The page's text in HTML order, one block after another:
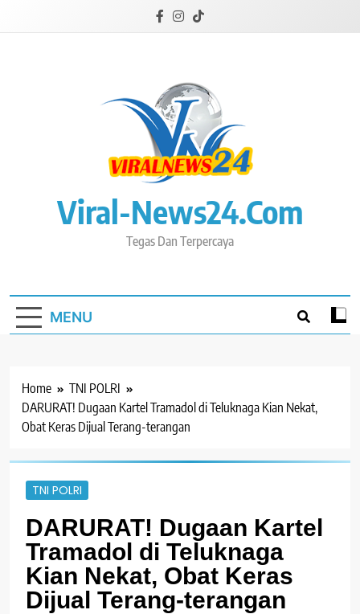
Viral-News24.com
Tegas Dan Terpercaya
MENU
Home
TNI POLRI
DARURAT! Dugaan Kartel Tramadol di Teluknaga Kian Nekat,
Obat Keras Dijual Terang-terangan
TNI POLRI
DARURAT! Dugaan Kartel
Tramadol di Teluknaga
Kian Nekat, Obat Keras
Dijual Terang-terangan